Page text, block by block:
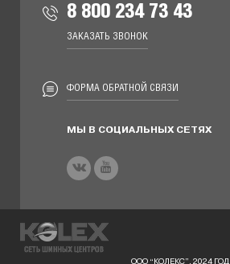
8 800 234 73 43
ЗАКАЗАТЬ ЗВОНОК
ФОРМА ОБРАТНОЙ СВЯЗИ
МЫ В СОЦИАЛЬНЫХ СЕТЯХ
ООО “КОЛЕКС”, 2024 ГОД